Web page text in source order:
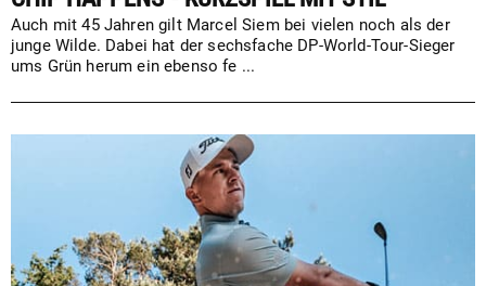
Auch mit 45 Jahren gilt Marcel Siem bei vielen noch als der
junge Wilde. Dabei hat der sechsfache DP-World-Tour-Sieger
ums Grün herum ein ebenso fe ...